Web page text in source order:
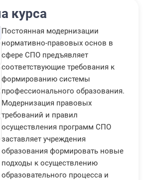
курса
Постоянная модернизации
нормативно-правовых основ в
сфере СПО предъявляет
соответствующие требования к
формированию системы
профессионального образования.
Модернизация правовых
требований и правил
осуществления программ СПО
заставляет учреждения
образования формировать новые
подходы к осуществлению
образовательного процесса и